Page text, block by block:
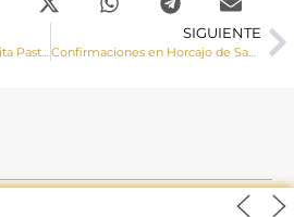
El Sr. Obispo realiza una Visita Pastoral a Las Pedroñeras
SIGUIENTE
Confirmaciones en Horcajo de Santiago